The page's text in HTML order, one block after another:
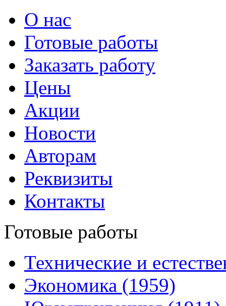
О нас
Готовые работы
Заказать работу
Цены
Акции
Новости
Авторам
Реквизиты
Контакты
Готовые работы
Технические и
Экономика (1959)